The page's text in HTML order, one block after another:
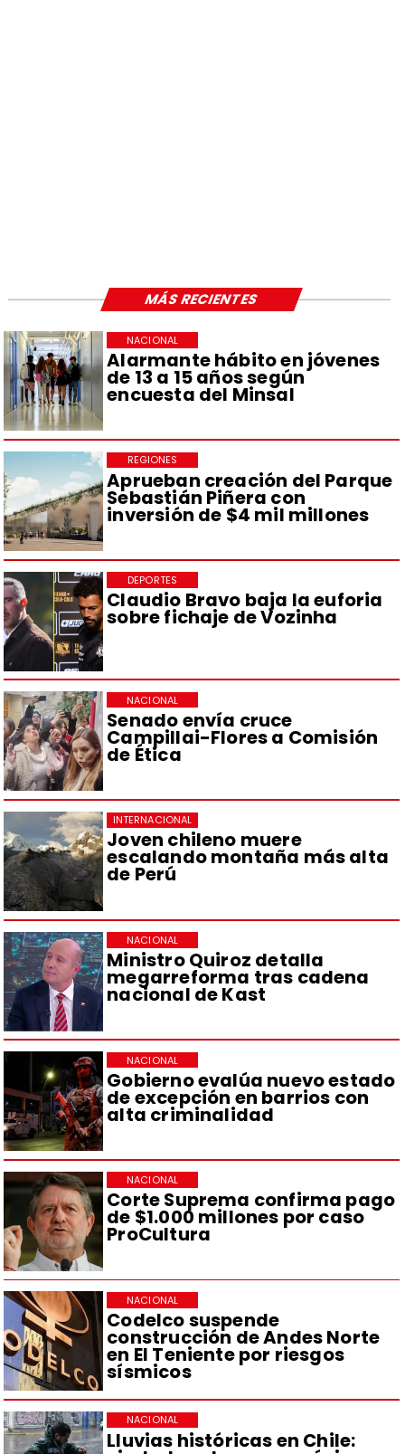
Alarmante hábito en jóvenes
de 13 a 15 años según
encuesta del Minsal
NACIONAL
Aprueban creación del Parque
Sebastián Piñera con
inversión de $4 mil millones
REGIONES
Claudio Bravo baja la euforia
sobre fichaje de Vozinha
DEPORTES
Senado envía cruce
Campillai-Flores a Comisión
de Ética
NACIONAL
Joven chileno muere
escalando montaña más alta
de Perú
INTERNACIONAL
Ministro Quiroz detalla
megarreforma tras cadena
nacional de Kast
NACIONAL
Gobierno evalúa nuevo estado
de excepción en barrios con
alta criminalidad
NACIONAL
Corte Suprema confirma pago
de $1.000 millones por caso
ProCultura
NACIONAL
Codelco suspende
construcción de Andes Norte
en El Teniente por riesgos
sísmicos
NACIONAL
Lluvias históricas en Chile:
NACIONAL
MÁS RECIENTES